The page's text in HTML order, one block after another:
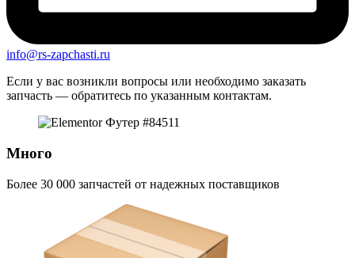
info@rs-zapchasti.ru
Если у вас возникли вопросы или необходимо заказать
запчасть — обратитесь по указанным контактам.
Много
Более 30 000 запчастей от надежных поставщиков